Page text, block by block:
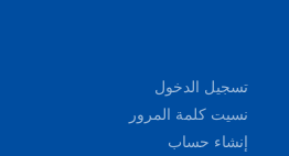
تسجيل الدخول
نسيت كلمة المرور
إنشاء حساب